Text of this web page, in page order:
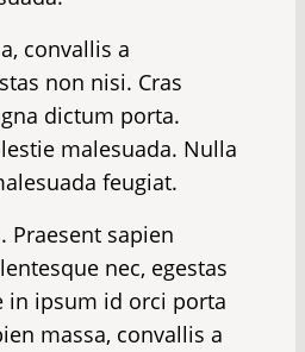
convallis a
non nisi. Cras
dictum porta.
malesuada. Nulla
feugiat.
Praesent sapien
nec, egestas
in ipsum id orci porta
massa, convallis a